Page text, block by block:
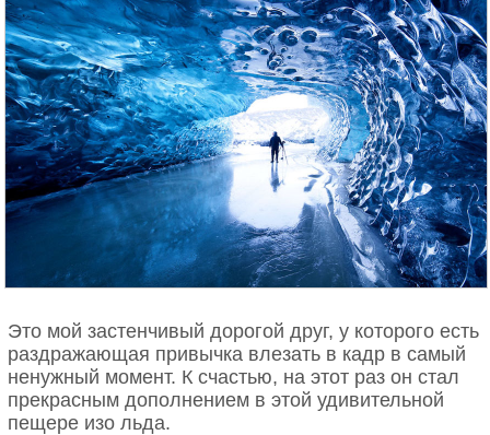
Это мой застенчивый дорогой друг, у которого есть
раздражающая привычка влезать в кадр в самый
ненужный момент. К счастью, на этот раз он стал
прекрасным дополнением в этой удивительной
пещере изо льда.